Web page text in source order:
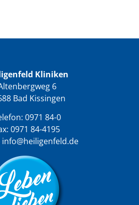
Kliniken
6
Bad Kissingen
0971 84-0
0971 84-4195
info@heiligenfeld.de